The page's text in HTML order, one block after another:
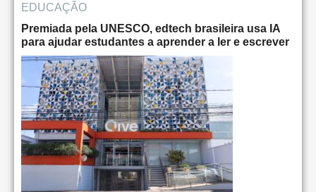
EDUCAÇÃO
Premiada pela UNESCO, edtech brasileira usa IA
para ajudar estudantes a aprender a ler e escrever